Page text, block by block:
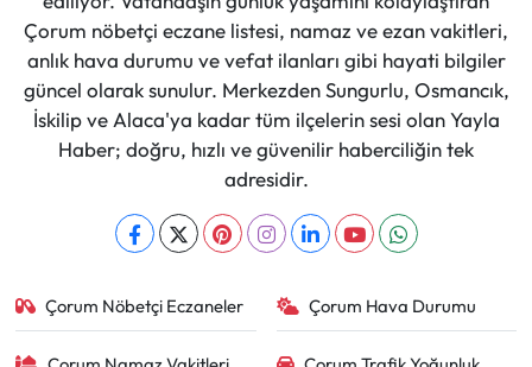
Çorum nöbetçi eczane listesi, namaz ve ezan vakitleri,
anlık hava durumu ve vefat ilanları gibi hayati bilgiler
güncel olarak sunulur. Merkezden Sungurlu, Osmancık,
İskilip ve Alaca'ya kadar tüm ilçelerin sesi olan Yayla
Haber; doğru, hızlı ve güvenilir haberciliğin tek
adresidir.
Çorum Nöbetçi Eczaneler Çorum Hava Durumu